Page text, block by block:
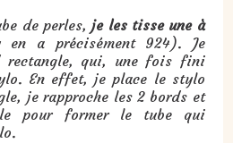
de perles,je les tisse une à
a précisément 924). Je
rectangle, qui, une fois fini
En effet, je place le stylo
je rapproche les 2 bords et
pour former le tube qui